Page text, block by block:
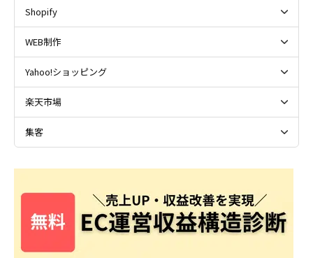
Shopify
WEB制作
Yahoo!ショッピング
楽天市場
集客